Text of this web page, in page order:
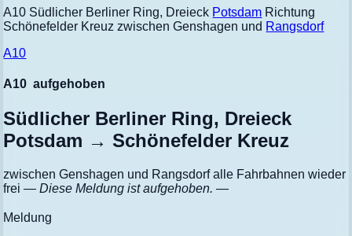
A10 Südlicher Berliner Ring, Dreieck Potsdam Richtung
Schönefelder Kreuz zwischen Genshagen und Rangsdorf
A10
A10 aufgehoben
Südlicher Berliner Ring, Dreieck
Potsdam → Schönefelder Kreuz
zwischen Genshagen und Rangsdorf alle Fahrbahnen wieder
frei— Diese Meldung ist aufgehoben. —
Meldung